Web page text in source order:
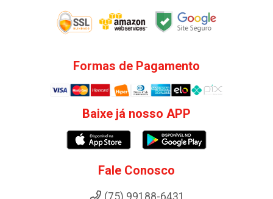
Formas de Pagamento
Baixe já nosso APP
Fale Conosco